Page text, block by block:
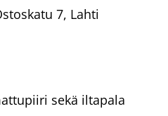
7, Lahti
sekä iltapala